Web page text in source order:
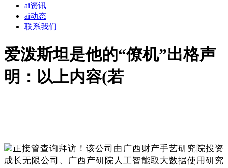
ai资讯
ai动态
联系我们
爱泼斯坦是他的“僚机”出格声
明：以上内容(若
正接管查询拜访！该公司由广西财产手艺研究院投资
成长无限公司、广西产研院人工智能取大数据使用研究